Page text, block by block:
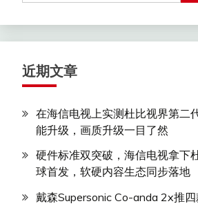
近期文章
在海信电视上实测杜比视界第二
能升级，画质升级一目了然
硬件标准双突破，海信电视拿下
球首发，软硬内容生态同步落地
戴森Supersonic Co-anda 2x推